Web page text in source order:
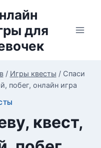
для
/ Игры квесты / Спаси
побег, онлайн игра
квест,